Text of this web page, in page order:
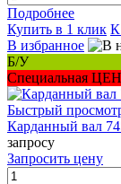
Подробнее
Купить в 1 клик К
В избранное
Б/У
Специальная
Быстрый
Карданный вал
запросу
Запросить цену